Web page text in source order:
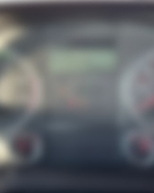
DEUTSCHLAND e. K.
e. K. KINGWAY
DEUTSCHLAND e. K.
e. K. KINGWAY
e. K.
e. K. KINGWAY
e. K.
e. K.